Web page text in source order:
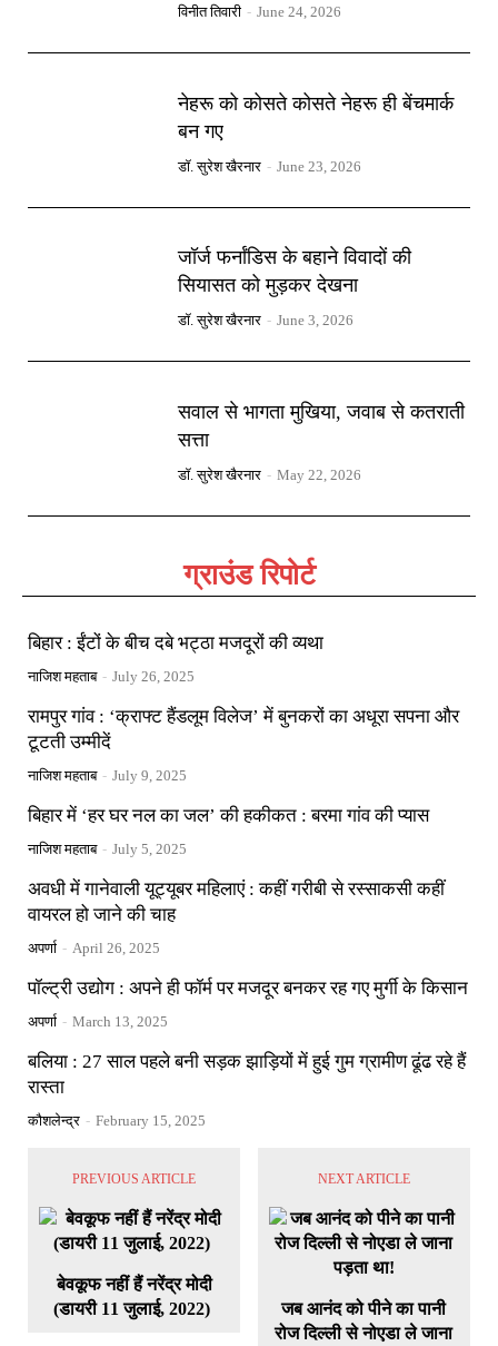
विनीत तिवारी - June 24, 2026
नेहरू को कोसते कोसते नेहरू ही बेंचमार्क
बन गए
डॉ. सुरेश खैरनार - June 23, 2026
जॉर्ज फर्नांडिस के बहाने विवादों की
सियासत को मुड़कर देखना
डॉ. सुरेश खैरनार - June 3, 2026
सवाल से भागता मुखिया, जवाब से कतराती
सत्ता
डॉ. सुरेश खैरनार - May 22, 2026
ग्राउंड रिपोर्ट
बिहार : ईंटों के बीच दबे भट्ठा मजदूरों की व्यथा
नाजिश महताब - July 26, 2025
रामपुर गांव : ‘क्राफ्ट हैंडलूम विलेज’ में बुनकरों का अधूरा सपना और
टूटती उम्मीदें
नाजिश महताब - July 9, 2025
बिहार में ‘हर घर नल का जल’ की हकीकत : बरमा गांव की प्यास
नाजिश महताब - July 5, 2025
अवधी में गानेवाली यूट्यूबर महिलाएं : कहीं गरीबी से रस्साकसी कहीं
वायरल हो जाने की चाह
अपर्णा - April 26, 2025
पॉल्ट्री उद्योग : अपने ही फॉर्म पर मजदूर बनकर रह गए मुर्गी के किसान
अपर्णा - March 13, 2025
बलिया : 27 साल पहले बनी सड़क झाड़ियों में हुई गुम ग्रामीण ढूंढ रहे हैं
रास्ता
कौशलेन्द्र - February 15, 2025
PREVIOUS ARTICLE
बेवकूफ नहीं हैं नरेंद्र मोदी
(डायरी 11 जुलाई, 2022)
NEXT ARTICLE
जब आनंद को पीने का पानी
रोज दिल्ली से नोएडा ले जाना